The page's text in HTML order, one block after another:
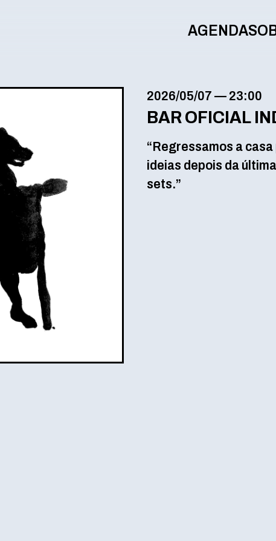
AGENDA
2026/05/07 — 23:00
BAR OFICIAL
“Regressamos a
ideias depois da
sets.”